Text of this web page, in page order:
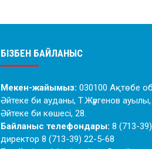
БІЗБЕН БАЙЛАНЫС
Мекен-жайымыз: 030100 Ақтөбе
Әйтеке би ауданы, Т.Жүргенов ауылы,
Әйтеке би көшесі, 28.
Байланыс телефондары: 8 (713-
директор 8 (713-39) 22-5-68